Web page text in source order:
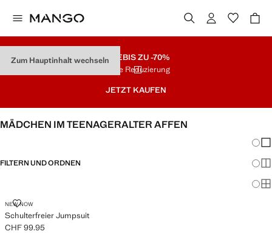
Zum Hauptinhalt wechselnSALEBIS ZU -70%
Letzte Reduzierung
JETZT KAUFEN
MÄDCHEN IM TEENAGERALTER AFFEN
FILTERN UND ORDNEN
NEW NOW
Schulterfreier Jumpsuit
SCHULTERFREIER JUMPSUIT
Aktueller Preis [CHF 99.95 ]
CHF 99.95